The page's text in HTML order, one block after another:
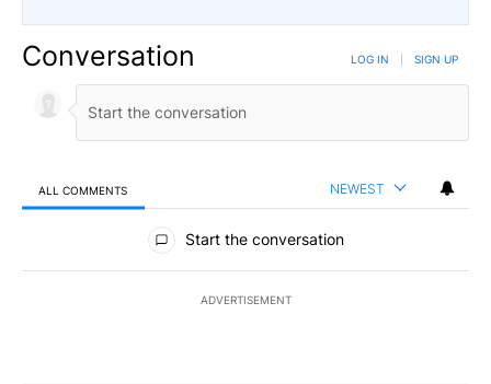
Conversation LOG IN SIGN UP
ALL COMMENTS NEWEST
All Comments
Start the conversation
ADVERTISEMENT